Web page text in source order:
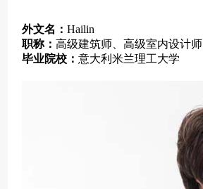
外文名：Hailin
职称：高级建筑师、高级室内设计师
毕业院校：意大利米兰理工大学